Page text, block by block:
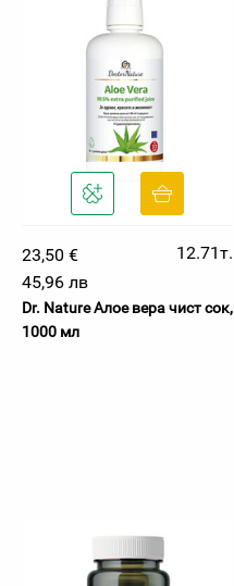
23,50 €
12.71т.
45,96 лв
Dr. Nature Алое вера чист сок,
1000 мл